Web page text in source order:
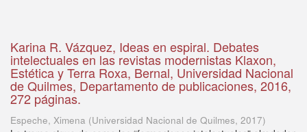
Karina R. Vázquez, Ideas en espiral. Debates
intelectuales en las revistas modernistas Klaxon,
Estética y Terra Roxa, Bernal, Universidad Nacional
de Quilmes, Departamento de publicaciones, 2016,
272 páginas.
Espeche, Ximena (Universidad Nacional de Quilmes, 2017)